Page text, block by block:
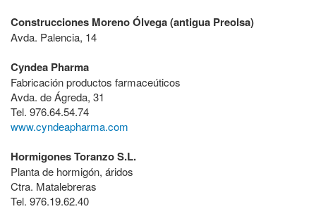
Construcciones Moreno Ólvega (antigua Preolsa)
Avda. Palencia, 14
Cyndea Pharma
Fabricación productos farmaceúticos
Avda. de Ágreda, 31
Tel. 976.64.54.74
www.cyndeapharma.com
Hormigones Toranzo S.L.
Planta de hormigón, áridos
Ctra. Matalebreras
Tel. 976.19.62.40